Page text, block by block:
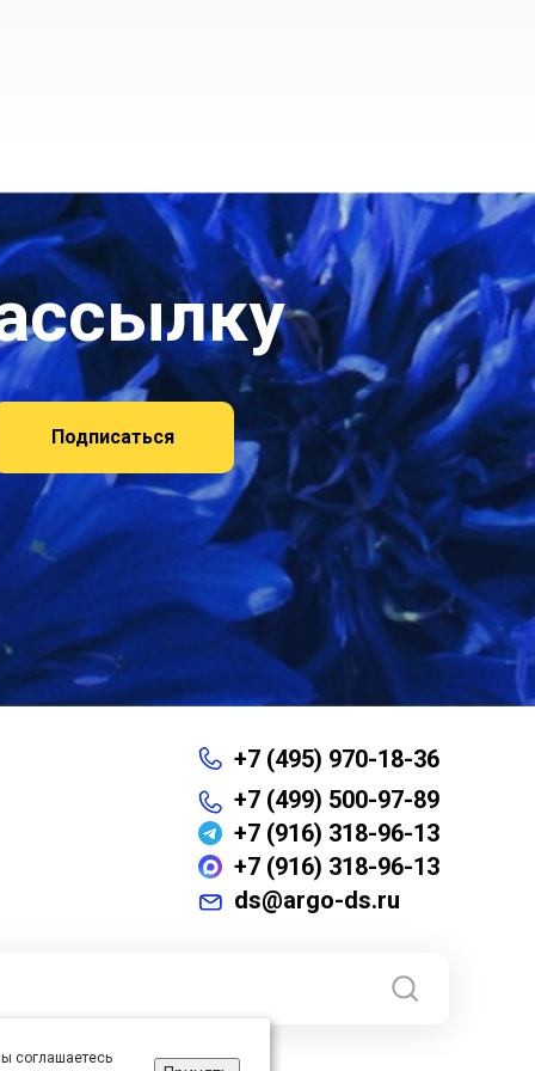
Подписаться
+7 (495) 970-18-36
+7 (499) 500-97-89
+7 (916) 318-96-13
+7 (916) 318-96-13
ds@argo-ds.ru
соглашаетесь